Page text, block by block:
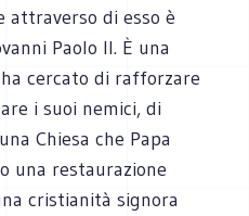
attraverso di esso è
Paolo II. È una
cercato di rafforzare
i suoi nemici, di
Chiesa che Papa
una restaurazione
cristianità signora